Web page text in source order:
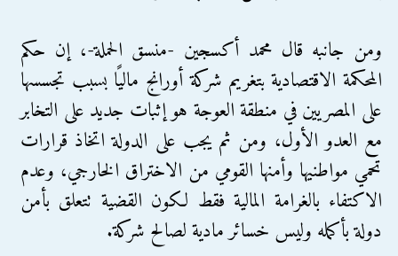
ومن جانبه قال محمد أكسجين -منسق الحملة-، إن حكم
المحكمة الاقتصادية بتغريم شركة أورانج ماليًا بسبب تجسسها
على المصريين في منطقة العوجة هو إثبات جديد على التخابر
مع العدو الأول، ومن ثم يجب على الدولة اتخاذ قرارات
تحمي مواطنيها وأمنها القومي من الاختراق الخارجي، وعدم
الاكتفاء بالغرامة المالية فقط لكون القضية تتعلق بأمن
دولة بأكمله وليس خسائر مادية لصالح شركة.